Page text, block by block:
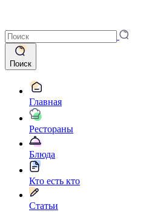
Поиск
Главная
Рестораны
Блюда
Кто есть кто
Статьи